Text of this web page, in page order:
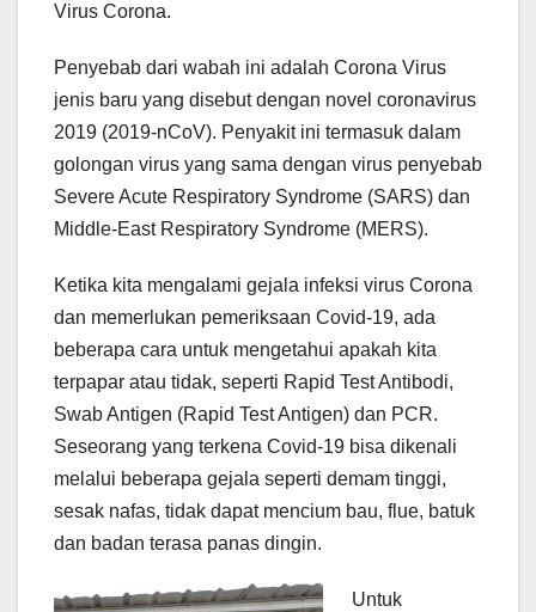
Virus Corona.
Penyebab dari wabah ini adalah Corona Virus
jenis baru yang disebut dengan novel coronavirus
2019 (2019-nCoV). Penyakit ini termasuk dalam
golongan virus yang sama dengan virus penyebab
Severe Acute Respiratory Syndrome (SARS) dan
Middle-East Respiratory Syndrome (MERS).
Ketika kita mengalami gejala infeksi virus Corona
dan memerlukan pemeriksaan Covid-19, ada
beberapa cara untuk mengetahui apakah kita
terpapar atau tidak, seperti Rapid Test Antibodi,
Swab Antigen (Rapid Test Antigen) dan PCR.
Seseorang yang terkena Covid-19 bisa dikenali
melalui beberapa gejala seperti demam tinggi,
sesak nafas, tidak dapat mencium bau, flue, batuk
dan badan terasa panas dingin.
Untuk